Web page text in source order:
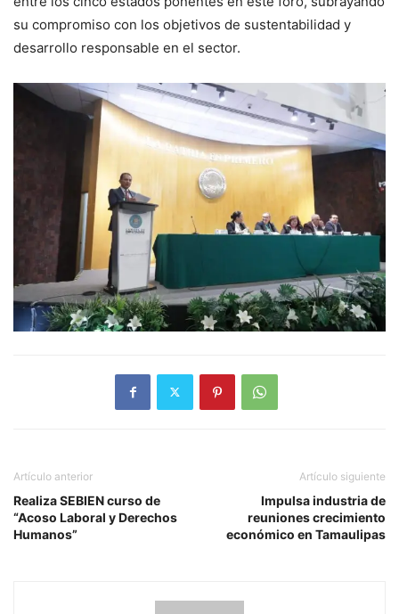
su compromiso con los objetivos de sustentabilidad y
desarrollo responsable en el sector.
Artículo anterior
Realiza SEBIEN curso de
“Acoso Laboral y Derechos
Humanos”
Artículo siguiente
Impulsa industria de
reuniones crecimiento
económico en Tamaulipas